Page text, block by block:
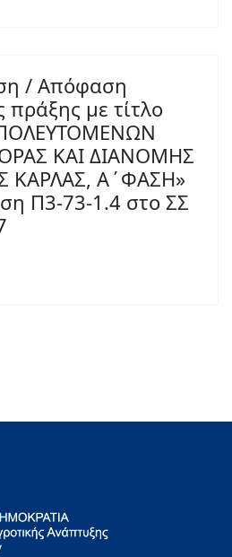
/ Απόφαση
με τίτλο
ΚΑΙ ΔΙΑΝΟΜΗΣ
ΚΑΡΛΑΣ, Α΄ΦΑΣΗ»
Π3-73-1.4 στο ΣΣ